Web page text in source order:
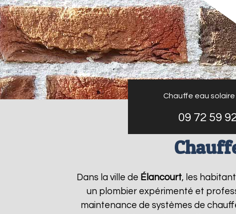
Chauffe eau
09 72 59
Dans la ville de Élancourt, les
un plombier expérimenté et
maintenance de systèmes de